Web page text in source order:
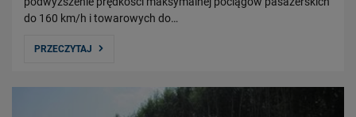
do 160 km/h i towarowych do…
PRZECZYTAJ